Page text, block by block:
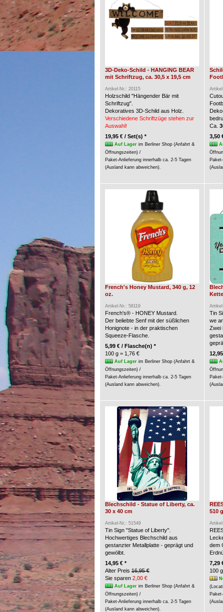
3D-Deko-Schild - HANGING BEAR
mit Schriftzug, ca. 30,5 x 19,5 cm
Artikel-Nr.: 20115
Holzschild "Hängender Bär mit
Schriftzug".
Dekoratives 3D-Schild aus Holz.
Verschiedene Schriftzüge stehen zur
Auswahl!
19,95 € / Set(s) *
Auf Lagerim Berliner Shop (Anfahrt &
Öffnungszeiten) /
Paket-Anlieferung innerhalb ca. 2-5 Tagen
(Ausland kann abweichen).
Ca.
3,50
French's Honey Mustard, 340 g, 12
oz.
Artikel-Nr.: 58119
French's® - HONEY Mustard.
Der beliebte Senf mit der süßlichen
Honignote - in der praktischen
Squeeze-Flasche.
5,99 € / Flasche(n) *
100 g = 1,76 €
Auf Lagerim Berliner Shop (Anfahrt &
Öffnungszeiten) /
Paket-Anlieferung innerhalb ca. 2-5 Tagen
(Ausland kann abweichen).
Tin
we
Zwei
Blechschild - Statue of Liberty, ca.
30 x 40 cm
Artikel-Nr.: 51549
Tin Sign "Statue of Liberty".
Hochwertiges Blechschild aus
gestanzter Metallplatte - geprägt und
gewölbt.
14,95 € *
Alter Preis 16,95 €
Sie sparen 2,00 €
Auf Lagerim Berliner Shop (Anfahrt &
Öffnungszeiten) /
Paket-Anlieferung innerhalb ca. 2-5 Tagen
(Ausland kann abweichen).
510
dem
7,29
100